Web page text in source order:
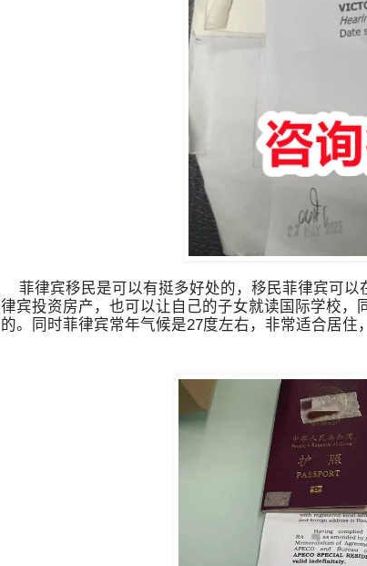
菲律宾移民是可以有挺多好处的，移民菲律宾可以
律宾投资房产，也可以让自己的子女就读国际学校
的。同时菲律宾常年气候是27度左右，非常适合居住